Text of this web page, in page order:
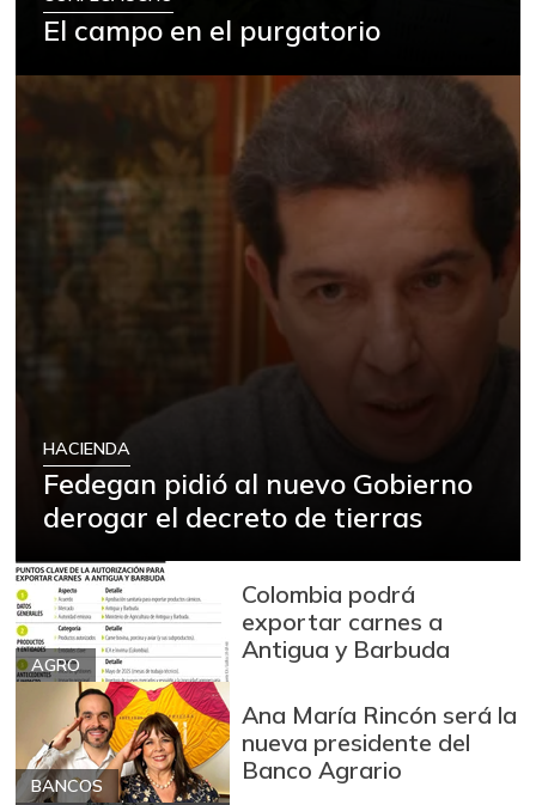
El campo en el purgatorio
HACIENDA
Fedegan pidió al nuevo Gobierno
derogar el decreto de tierras
AGRO
Colombia podrá
exportar carnes a
Antigua y Barbuda
BANCOS
Ana María Rincón será la
nueva presidente del
Banco Agrario